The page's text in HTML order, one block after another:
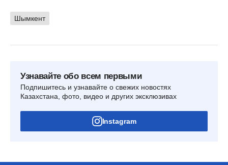
Шымкент
Узнавайте обо всем первыми
Подпишитесь и узнавайте о свежих новостях
Казахстана, фото, видео и других эксклюзивах
Instagram